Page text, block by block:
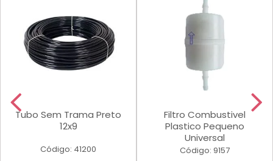
Tubo Sem Trama Preto
12x9
Código: 41200
Filtro Combustivel
Plastico Pequeno
Universal
Código: 9157